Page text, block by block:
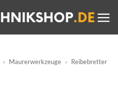
» Maurerwerkzeuge » Reibebretter